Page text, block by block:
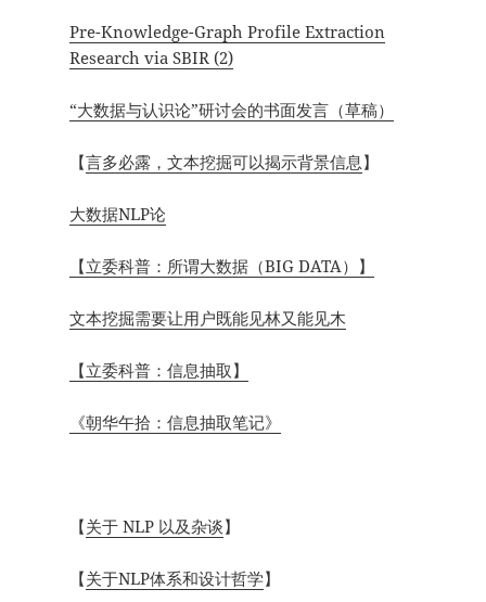
Pre-Knowledge-Graph Profile Extraction
Research via SBIR (2)
“大数据与认识论”研讨会的书面发言（草稿）
【言多必露，文本挖掘可以揭示背景信息】
大数据NLP论
【立委科普：所谓大数据（BIG DATA）】
文本挖掘需要让用户既能见林又能见木
【立委科普：信息抽取】
《朝华午拾：信息抽取笔记》
【关于 NLP 以及杂谈】
【关于NLP体系和设计哲学】